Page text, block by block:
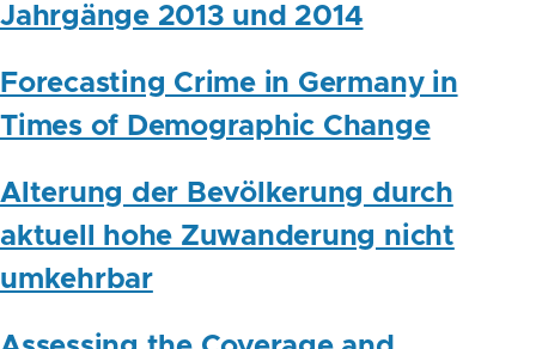
Jahrgänge 2013 und 2014
Forecasting Crime in Germany in
Times of Demographic Change
Alterung der Bevölkerung durch
aktuell hohe Zuwanderung nicht
umkehrbar